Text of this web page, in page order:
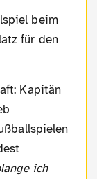
für den
ich